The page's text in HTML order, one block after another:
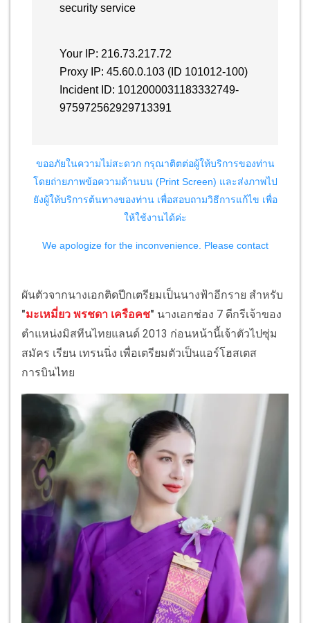
ผันตัวจากนางเอกติดปีกเตรียมเป็นนางฟ้าอีกราย สำหรับ
"มะเหมี่ยว พรชดา เครือคช" นางเอกช่อง 7 ดีกรีเจ้าของ
ตำแหน่งมิสทีนไทยแลนด์ 2013 ก่อนหน้านี้เจ้าตัวไปซุ่ม
สมัคร เรียน เทรนนิ่ง เพื่อเตรียมตัวเป็นแอร์โฮสเตส
การบินไทย